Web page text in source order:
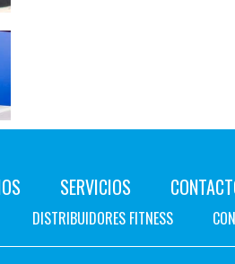
SERVICIOS
DISTRIBUIDORES FITNESS